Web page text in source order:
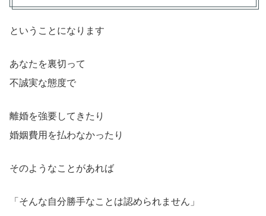
ということになります
あなたを裏切って
不誠実な態度で
離婚を強要してきたり
婚姻費用を払わなかったり
そのようなことがあれば
「そんな自分勝手なことは認められません」